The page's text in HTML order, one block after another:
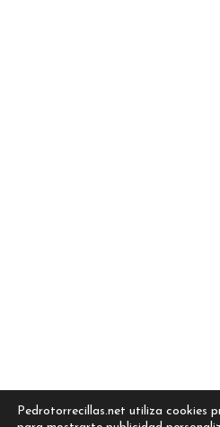
Pedrotorrecillas.net utiliza cookies